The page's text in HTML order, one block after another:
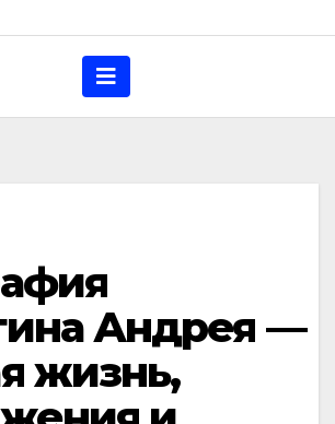
Андрея —
жизнь,